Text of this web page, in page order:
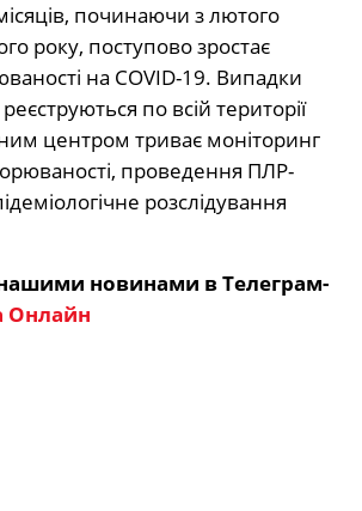
починаючи з лютого
року, поступово зростає
на COVID-19. Випадки
по всій території
центром триває моніторинг
проведення ПЛР-
розслідування
нашими новинами в Телеграм-
Онлайн